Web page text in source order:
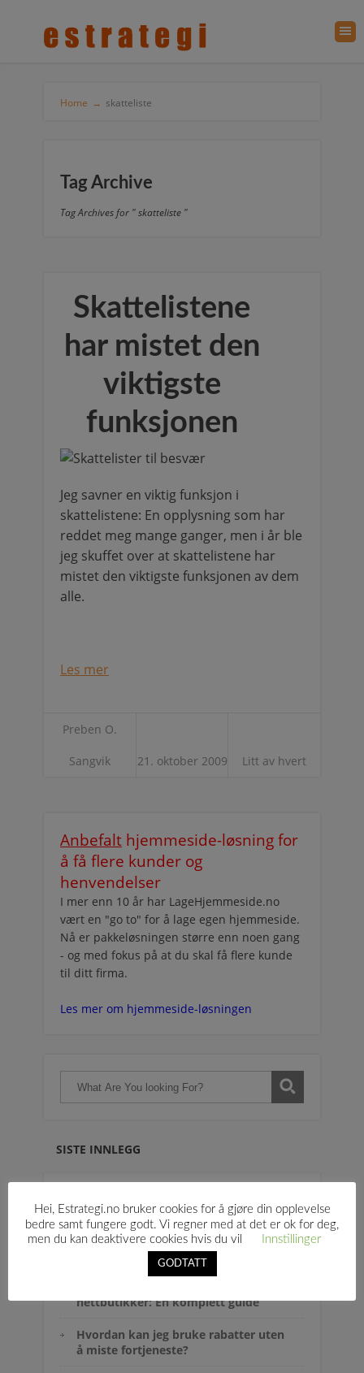
Home → skatteliste
Tag Archive
Tag Archives for " skatteliste "
Skattelistene
har mistet den
viktigste
funksjonen
Jeg savner en viktig funksjon i
skattelistene: En opplysning som har
reddet meg mange ganger, men i år ble
jeg skuffet over at skattelistene har
mistet den viktigste funksjonen av dem
alle.
Les mer
Preben O.
Sangvik 21. oktober 2009 Litt av hvert
Anbefalt hjemmeside-løsning for
å få flere kunder og
henvendelser
I mer enn 10 år har LageHjemmeside.no
vært en "go to" for å lage egen hjemmeside.
Nå er pakkeløsningen større enn noen gang
- og med fokus på at du skal få flere kunde
til ditt firma.
Les mer om hjemmeside-løsningen
SISTE INNLEGG
Gjøre bruk av strukturerte data i
nettbutikker for å tiltrekke flere
kunder og øke salget
Optimalisering av
nettbutikker: En komplett guide
Hvordan kan jeg bruke rabatter uten
å miste fortjeneste?
Hei, Estrategi.no bruker cookies for å gjøre din opplevelse
bedre samt fungere godt. Vi regner med at det er ok for deg,
men du kan deaktivere cookies hvis du vil
Innstillinger
GODTATT